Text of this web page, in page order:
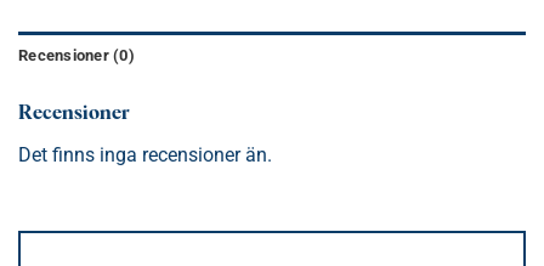
Recensioner (0)
Recensioner
Det finns inga recensioner än.